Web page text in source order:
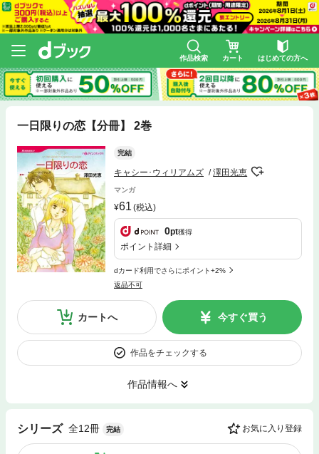
作品検索 カート はじめての方へ
一日限りの恋【分冊】 2巻
完結
キャシー･ウィリアムズ 澤田光恵
マンガ
61 (税込)
0pt獲得
ポイント詳細
dカード利用でさらにポイント+2%
返品不可
カートへ 今すぐ買う
作品をチェックする
作品情報へ
シリーズ 全12冊 完結 お気に入り登録